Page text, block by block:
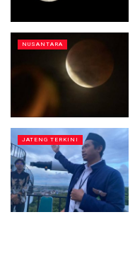
NUSANTARA
JATENG TERKINI